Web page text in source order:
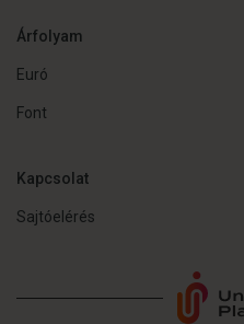
Árfolyam
Euró
Font
Kapcsolat
Sajtóelérés